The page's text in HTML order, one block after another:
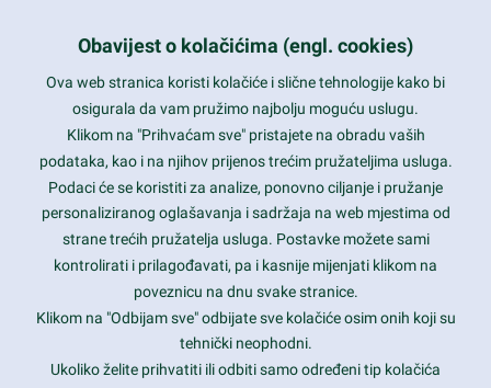
info@nikal.hr
HR-AB-01-080761107
ponedjeljak-petak 8-16h
Nazovite nas na besplatni telefon:
0800 85 66
Tečaj konverzije 1 EUR = 7,53450 kn
Obavijest o kolačićima (engl. cookies)
Ova web stranica koristi kolačiće i slične tehnologije kako bi
osigurala da vam pružimo najbolju moguću uslugu.
Klikom na "Prihvaćam sve" pristajete na obradu vaših
podataka, kao i na njihov prijenos trećim pružateljima usluga.
Podaci će se koristiti za analize, ponovno ciljanje i pružanje
personaliziranog oglašavanja i sadržaja na web mjestima od
strane trećih pružatelja usluga. Postavke možete sami
kontrolirati i prilagođavati, pa i kasnije mijenjati klikom na
poveznicu na dnu svake stranice.
Klikom na "Odbijam sve" odbijate sve kolačiće osim onih koji su
tehnički neophodni.
Ukoliko želite prihvatiti ili odbiti samo određeni tip kolačića